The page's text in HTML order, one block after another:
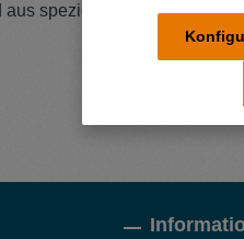
speziellem Nylon (0,5